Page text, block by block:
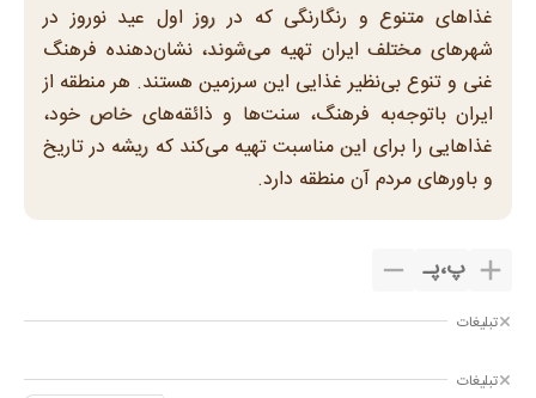
غذا‌های متنوع و رنگارنگی که در روز اول عید نوروز در
شهر‌های مختلف ایران تهیه می‌شوند، نشان‌دهنده فرهنگ
غنی و تنوع بی‌نظیر غذایی این سرزمین هستند. هر منطقه از
ایران باتوجه‌به فرهنگ، سنت‌ها و ذائقه‌های خاص خود،
غذا‌هایی را برای این مناسبت تهیه می‌کند که ریشه در تاریخ
و باور‌های مردم آن منطقه دارد.
پ،پـ
تبلیغات
تبلیغات